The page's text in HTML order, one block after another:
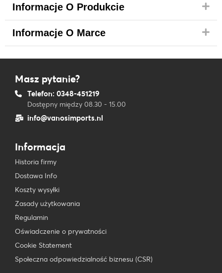
Informacje O Produkcie
Informacje O Marce
Masz pytanie?
Telefon: 0348-451219
Dostępny między 08.30 - 15.00
info@vanosimports.nl
Informacja
Historia firmy
Dostawa Info
Koszty wysyłki
Zasady użytkowania
Regulamin
Oświadczenie o prywatności
Cookie Statement
Społeczna odpowiedzialność biznesu (CSR)